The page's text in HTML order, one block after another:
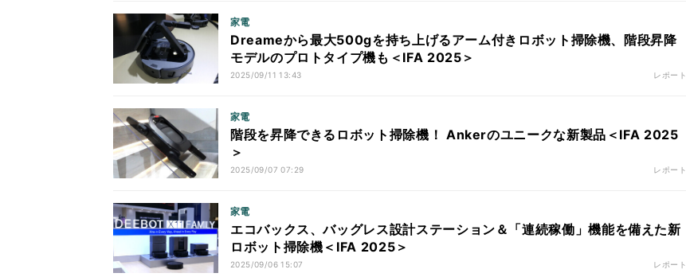
家電
Dreameから最大500gを持ち上げるアーム付きロボット掃除機、階段昇降
モデルのプロトタイプ機も＜IFA 2025＞
2025/09/11 13:43 レポート
家電
階段を昇降できるロボット掃除機！ Ankerのユニークな新製品＜IFA 2025
＞
2025/09/07 07:29 レポート
家電
エコバックス、バッグレス設計ステーション＆「連続稼働」機能を備えた新
ロボット掃除機＜IFA 2025＞
2025/09/06 15:07 レポート